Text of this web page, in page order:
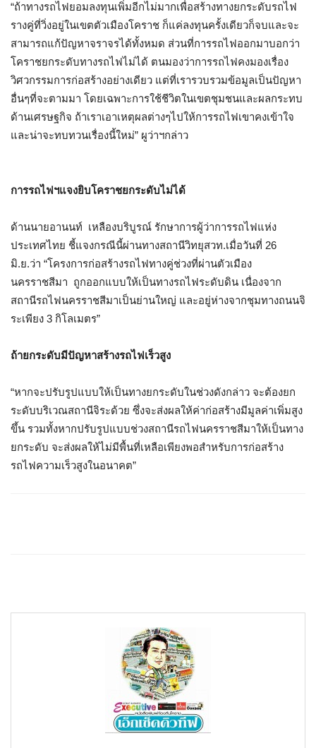
“ถ้าทางรถไฟยอมลงทุนเพิ่มอีกไม่มากเพื่อสร้างทางยกระดับรถไฟ
รางคู่ที่วิ่งอยู่ในเขตตัวเมืองโคราช ก็แค่ลงทุนครั้งเดียวก็จบและจะ
สามารถแก้ปัญหาจราจรได้ทั้งหมด ส่วนที่การรถไฟออกมาบอกว่า
โคราชยกระดับทางรถไฟไม่ได้ ตนมองว่าการรถไฟคงมองเรื่อง
วิศวกรรมการก่อสร้างอย่างเดียว แต่ที่เรารวบรวมข้อมูลเป็นปัญหา
อื่นๆที่จะตามมา โดยเฉพาะการใช้ชีวิตในเขตชุมชนและผลกระทบ
ด้านเศรษฐกิจ ถ้าเราเอาเหตุผลต่างๆไปให้การรถไฟเขาคงเข้าใจ
และน่าจะทบทวนเรื่องนี้ใหม่” ผูว่าฯกล่าว
การรถไฟฯแจงยิบโคราชยกระดับไม่ได้
ด้านนายอานนท์ เหลืองบริบูรณ์ รักษาการผู้ว่าการรถไฟแห่ง
ประเทศไทย ชี้แจงกรณีนี้ผ่านทางสถานีวิทยุสวท.เมื่อวันที่ 26
มิ.ย.ว่า “โครงการก่อสร้างรถไฟทางคู่ช่วงที่ผ่านตัวเมือง
นครราชสีมา ถูกออกแบบให้เป็นทางรถไฟระดับดิน เนื่องจาก
สถานีรถไฟนครราชสีมาเป็นย่านใหญ่ และอยู่ห่างจากชุมทางถนนจิ
ระเพียง 3 กิโลเมตร”
ถ้ายกระดับมีปัญหาสร้างรถไฟเร็วสูง
“หากจะปรับรูปแบบให้เป็นทางยกระดับในช่วงดังกล่าว จะต้องยก
ระดับบริเวณสถานีจิระด้วย ซึ่งจะส่งผลให้ค่าก่อสร้างมีมูลค่าเพิ่มสูง
ขึ้น รวมทั้งหากปรับรูปแบบช่วงสถานีรถไฟนครราชสีมาให้เป็นทาง
ยกระดับ จะส่งผลให้ไม่มีพื้นที่เหลือเพียงพอสำหรับการก่อสร้าง
รถไฟความเร็วสูงในอนาคต”